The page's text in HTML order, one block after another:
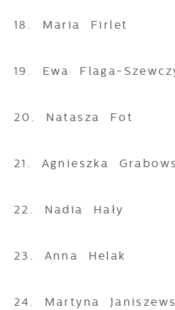
18. Maria Firlet
19. Ewa Flaga-
20. Natasza Fot
21. Agnieszka
22. Nadia Hały
23. Anna Helak
24. Martyna